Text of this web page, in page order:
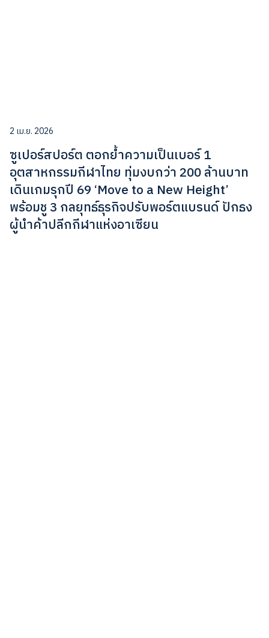
2 เม.ย. 2026
ซูเปอร์สปอร์ต ตอกย้ำความเป็นเบอร์ 1
อุตสาหกรรมกีฬาไทย ทุ่มงบกว่า 200 ล้านบาท
เดินเกมรุกปี 69 ‘Move to a New Height’
พร้อมชู 3 กลยุทธ์ธุรกิจปรับพอร์ตแบรนด์ ปักธง
ผู้นำค้าปลีกกีฬาแห่งอาเซียน